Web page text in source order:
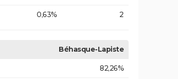
0,63% 2
Béhasque-Lapiste
82,26%